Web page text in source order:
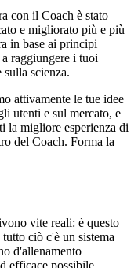
con il Coach è stato
e migliorato più e più
in base ai principi
raggiungere i tuoi
scienza.
attivamente le tue idee
utenti e sul mercato, e
la migliore esperienza di
del Coach. Forma la
vite reali: è questo
ciò c'è un sistema
d'allenamento